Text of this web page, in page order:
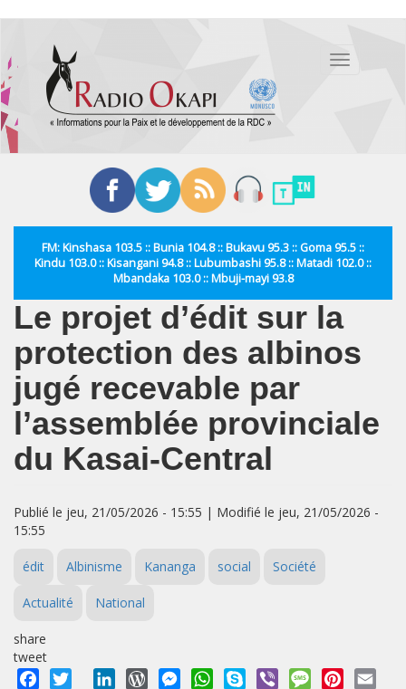
contenu
principal
Toggle
FM: Kinshasa 103.5 :: Bunia 104.8 :: Bukavu 95.3 :: Goma 95.5 ::
Kindu 103.0 :: Kisangani 94.8 :: Lubumbashi 95.8 :: Matadi 102.0 ::
Mbandaka 103.0 :: Mbuji-mayi 93.8
Le projet d’édit sur la
protection des albinos
jugé recevable par
l’assemblée provinciale
du Kasai-Central
Publié le jeu, 21/05/2026 - 15:55 | Modifié le jeu, 21/05/2026 -
15:55
édit Albinisme Kananga social Société
Actualité National
share
tweet
Facebook
Twitter LinkedInWordPressMessengerWhatsApp
Skype Viber MessagePinterest